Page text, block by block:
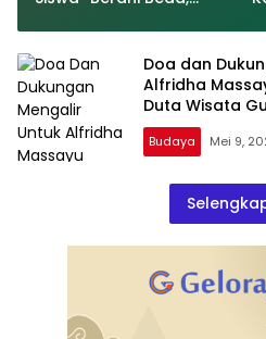
Doa dan
Alfridha
Duta Wisata
2026
Budaya Mei 9,